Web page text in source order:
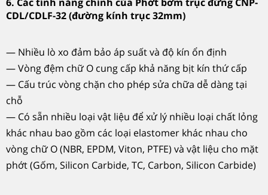
CDL/CDLF-32 (đường kính trục 32mm)
— Nhiều lò xo đảm bảo áp suất và độ kín ổn định
— Vòng đệm chữ O cung cấp khả năng bịt kín thứ cấp
— Cấu trúc vòng chặn cho phép sửa chữa dễ dàng tại
chỗ
— Có sẵn nhiều loại vật liệu để xử lý nhiều loại chất lỏng
khác nhau bao gồm các loại elastomer khác nhau cho
vòng chữ O (NBR, EPDM, Viton, PTFE) và vật liệu cho mặt
phớt (Gốm, Silicon Carbide, TC, Carbon, Silicon Carbide)